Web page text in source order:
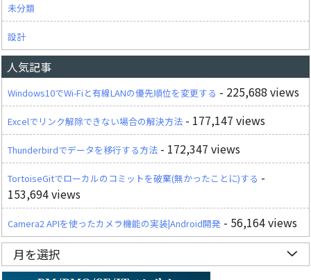
未分類
設計
人気記事
Windows10でWi-Fiと有線LANの優先順位を変更する - 225,688 views
Excelでリンク解除できない場合の解決方法 - 177,147 views
Thunderbirdでデータを移行する方法 - 172,347 views
TortoiseGitでローカルのコミットを破棄(無かったことに)する -
153,694 views
Camera2 APIを使ったカメラ機能の実装|Android開発 - 56,164 views
月を選択